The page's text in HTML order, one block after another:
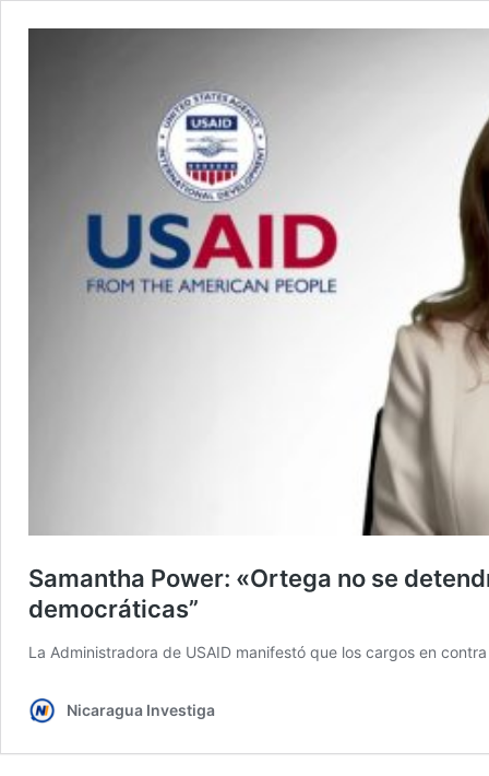
Samantha Power: «Ortega no se
democráticas”
La Administradora de USAID manifestó que los cargos en
Nicaragua Investiga